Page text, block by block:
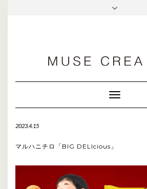
Toggle
Navigation
2023.4.15
マルハニチロ「BIG DELIcious」